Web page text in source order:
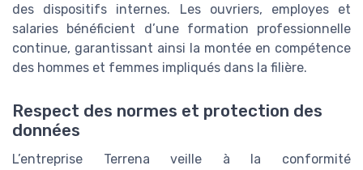
des dispositifs internes. Les ouvriers, employes et
salaries bénéficient d’une formation professionnelle
continue, garantissant ainsi la montée en compétence
des hommes et femmes impliqués dans la filière.
Respect des normes et protection des
données
L’entreprise Terrena veille à la conformité